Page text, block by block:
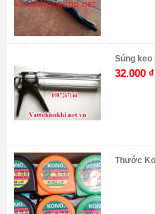
Súng keo
32.000 ₫
Thước